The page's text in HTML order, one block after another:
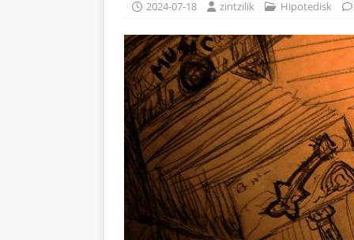
2024-07-18 zintzilik Hipotedisk